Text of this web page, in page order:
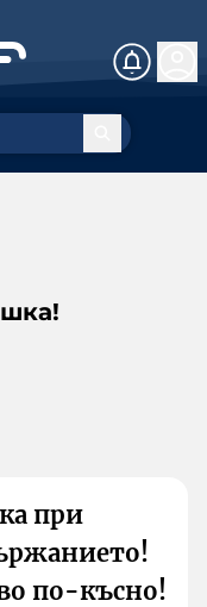
при
по-късно!